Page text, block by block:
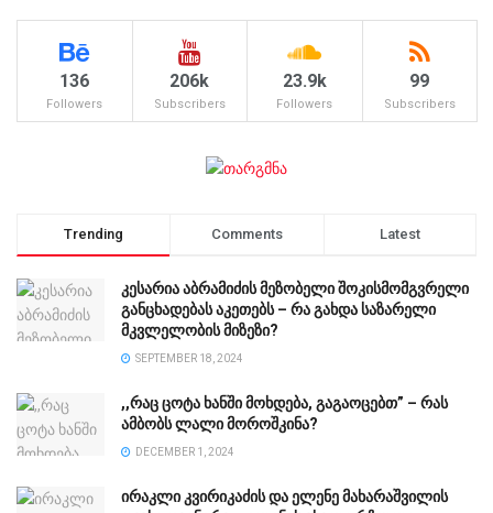
136
Followers
206k
Subscribers
23.9k
Followers
99
Subscribers
Trending Comments Latest
კესარია აბრამიძის მეზობელი შოკისმომგვრელი
განცხადებას აკეთებს – რა გახდა საზარელი
მკვლელობის მიზეზი?
SEPTEMBER 18, 2024
,,რაც ცოტა ხანში მოხდება, გაგაოცებთ” – რას
ამბობს ლალი მოროშკინა?
DECEMBER 1, 2024
ირაკლი კვირიკაძის და ელენე მახარაშვილის